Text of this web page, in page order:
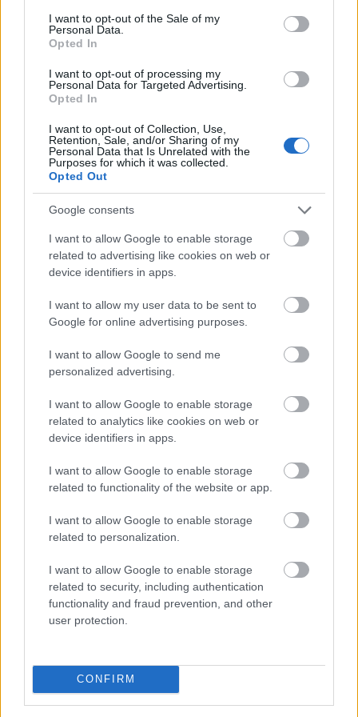
consent section.
I want to opt-out of the Sale of my
Personal Data.
Opted In
I want to opt-out of processing my
Personal Data for Targeted Advertising.
Opted In
I want to opt-out of Collection, Use,
Retention, Sale, and/or Sharing of my
Personal Data that Is Unrelated with the
Purposes for which it was collected.
Opted Out
Google consents
I want to allow Google to enable storage
related to advertising like cookies on web or
device identifiers in apps.
I want to allow my user data to be sent to
Google for online advertising purposes.
I want to allow Google to send me
personalized advertising.
I want to allow Google to enable storage
related to analytics like cookies on web or
device identifiers in apps.
I want to allow Google to enable storage
related to functionality of the website or app.
I want to allow Google to enable storage
related to personalization.
I want to allow Google to enable storage
related to security, including authentication
functionality and fraud prevention, and other
user protection.
CONFIRM
A közkedvelt Dombos Remix irodalmi sorozat
Andrea, Kollár Árpád, Grecsó Krisztián,
Bognár Péter. A délutáni beszélgetésben,
kérdéseket boncolgatják szociológusok, fiatal
értelmiségiek, művészek – már ezen új
hangok miatt is érdemes lesz Kishegyesre
hangolódnia a közéletnek.
A Dombos Fest zenei kínálatát a sokszínűség
jellemzi idén is, Felvidékről Szarka Tamás,
Erdélyből Koszika, Japánból Kenta Hayashi
érkezik. Népzenei csemegének ígérkezik a
hazai Fokos és az erdélyi Tokos közös
koncertje, ahogy a világzenei formációk
lesz Mohácsról a Poklade, a Besh o droM,
ahogy Nagy Csomor András és zenekara
zárónap nagy koncertjeit a fiatal BashElán és
Ferenczi György és a1Pesti rackák adják!”
DombosFest Fényfestés